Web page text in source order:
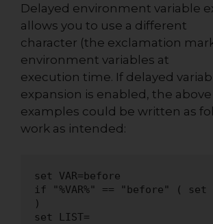
Delayed environment variable
allows you to use a different
character (the exclamation
environment variables at
execution time. If delayed
expansion is enabled, the above
examples could be written as
work as intended:
set VAR=before
if "%VAR%" == "before" (
)
set LIST=